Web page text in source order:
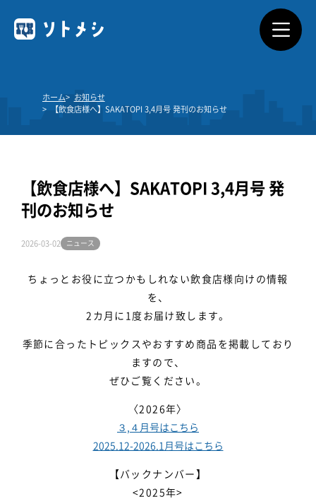
サービス概要
料金プラン
ダウンロード
個人情報保護方針 利用規約
ホーム
お知らせ
【飲食店様へ】SAKATOPI 3,4月号 発刊のお知らせ
【飲食店様へ】SAKATOPI 3,4月号 発
刊のお知らせ
2026-03-02 ニュース
ちょっとお役に立つかもしれない飲食店様向けの情報
を、
2カ月に1度お届け致します。
季節に合ったトピックスやおすすめ商品を掲載しており
ますので、
ぜひご覧ください。
〈2026年〉
３,４月号はこちら
2025.12-2026.1月号はこちら
【バックナンバー】
<2025年>